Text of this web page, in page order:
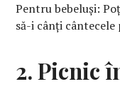
Pentru bebeluși:
să-i cânți
2. Picnic